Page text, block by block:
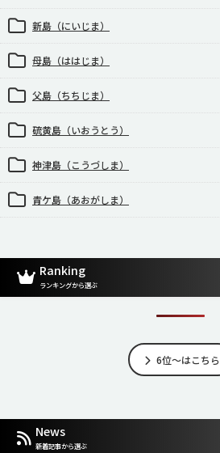
新島（にいじま）
母島（ははじま）
父島（ちちじま）
硫黄島（いおうとう）
神津島（こうづしま）
青ケ島（あおがしま）
Ranking
ランキングから選ぶ
6位～はこちら
News
新着記事から選ぶ